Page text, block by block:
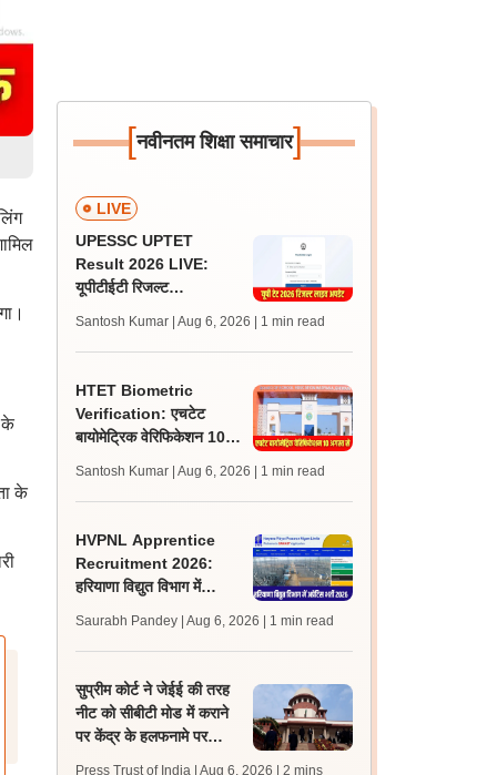
के
के
[नवीनतम शिक्षा समाचार]
LIVE
UPESSC UPTET
Result 2026 LIVE:
यूपीटीईटी रिजल्ट
जल्द, जानें लेटेस्ट अपडेट,
पासिंग मार्क्स
Santosh Kumar | Aug 6, 2026 | 1 min read
HTET Biometric
Verification: एचटेट
बायोमेट्रिक वेरिफिकेशन 10
Santosh Kumar | Aug 6, 2026 | 1 min read
HVPNL Apprentice
Recruitment 2026:
हरियाणा विद्युत विभाग में
जारी, चयन प्रक्रिया
Saurabh Pandey | Aug 6, 2026 | 1 min read
सुप्रीम कोर्ट ने जेईई की तरह
नीट को सीबीटी मोड में कराने
पर केंद्र के हलफनामे पर
Press Trust of India | Aug 6, 2026
| 2 mins